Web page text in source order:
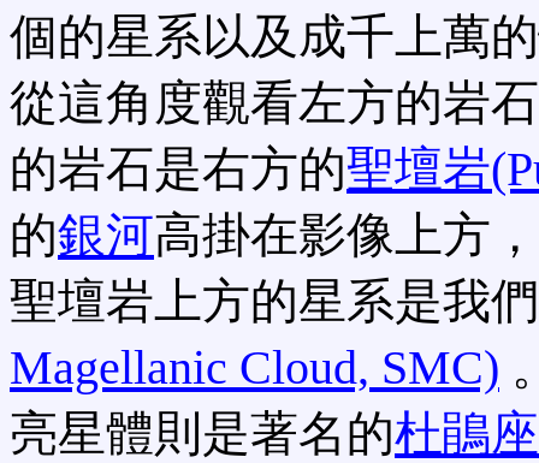
個的星系以及成千上萬
從這角度觀看左方的岩
的岩石是右方的聖壇岩
的銀河高掛在影像上方
聖壇岩上方的星系是我
Magellanic Cloud, SMC)
亮星體則是著名的杜鵑